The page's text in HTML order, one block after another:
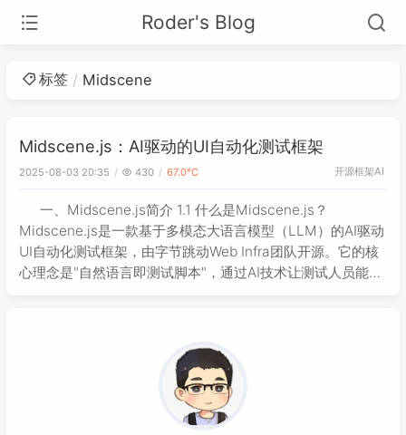
Roder's Blog
标签 Midscene
Midscene.js：AI驱动的UI自动化测试框架
2025-08-03 20:35 430 67.0℃ 开源框架AI
一、Midscene.js简介 1.1 什么是Midscene.js？
Midscene.js是一款基于多模态大语言模型（LLM）的AI驱动
UI自动化测试框架，由字节跳动Web Infra团队开源。它的核
心理念是"自然语言即测试脚本"，通过AI技术让测试人员能够